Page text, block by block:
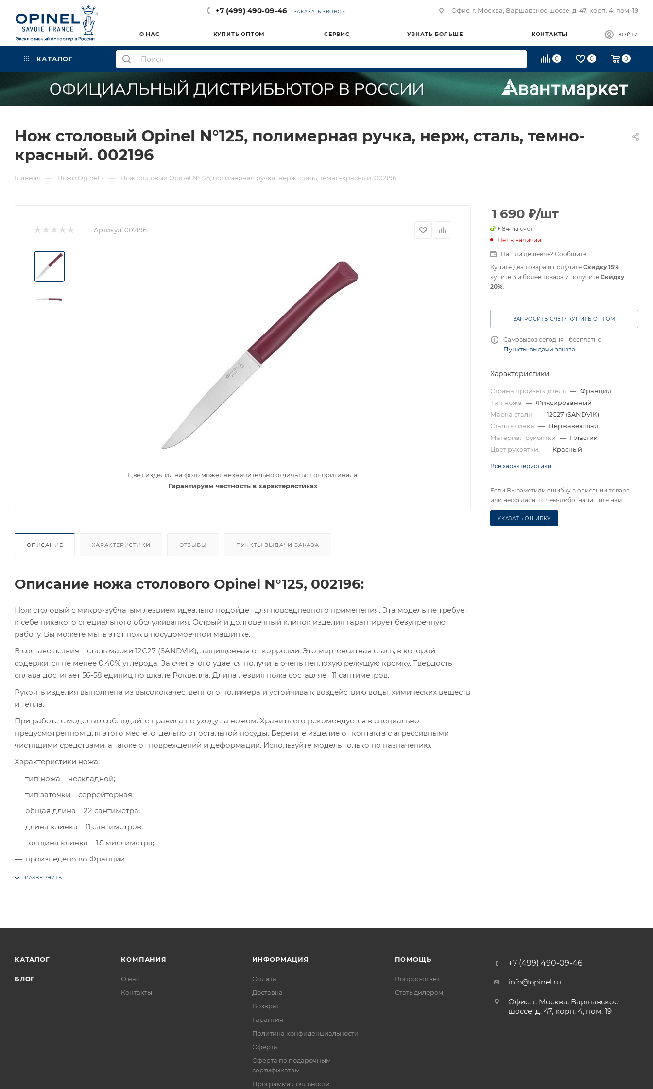
+7 (499) 490-09-46 ЗАКАЗАТЬ ЗВОНОК Офис: г. Москва, Варшавское шоссе, д. 47, корп. 4, пом. 19
О НАС КУПИТЬ ОПТОМ СЕРВИС УЗНАТЬ БОЛЬШЕ КОНТАКТЫ ВОЙТИ
КАТАЛОГ 0 0 0
Нож столовый Opinel N°125, полимерная ручка, нерж, сталь, темно-
красный. 002196
Главная — Ножи Opinel — Нож столовый Opinel N°125, полимерная ручка, нерж, сталь, темно-красный. 002196
Артикул: 002196
Цвет изделия на фото может незначительно отличаться от оригинала
Гарантируем честность в характеристиках
ОПИСАНИЕ ХАРАКТЕРИСТИКИ ОТЗЫВЫ ПУНКТЫ ВЫДАЧИ ЗАКАЗА
Описание ножа столового Opinel N°125, 002196:
Нож столовый с микро-зубчатым лезвием идеально подойдет для повседневного применения. Эта модель не требует
к себе никакого специального обслуживания. Острый и долговечный клинок изделия гарантирует безупречную
работу. Вы можете мыть этот нож в посудомоечной машинке.
В составе лезвия – сталь марки 12С27 (SANDVIK), защищенная от коррозии. Это мартенситная сталь, в которой
содержится не менее 0,40% углерода. За счет этого удается получить очень неплохую режущую кромку. Твердость
сплава достигает 56-58 единиц по шкале Роквелла. Длина лезвия ножа составляет 11 сантиметров.
Рукоять изделия выполнена из высококачественного полимера и устойчива к воздействию воды, химических веществ
и тепла.
При работе с моделью соблюдайте правила по уходу за ножом. Хранить его рекомендуется в специально
предусмотренном для этого месте, отдельно от остальной посуды. Берегите изделие от контакта с агрессивными
чистящими средствами, а также от повреждений и деформаций. Используйте модель только по назначению.
Характеристики ножа:
тип ножа – нескладной;
тип заточки – серрейторная;
общая длина – 22 сантиметра;
длина клинка – 11 сантиметров;
толщина клинка – 1,5 миллиметра;
произведено во Франции.
1 690 ₽/шт
+ 84 на счет
Нет в наличии
Нашли дешевле? Сообщите!
Купите два товара и получите Скидку 15%
купите 3 и более товара и получите Скидку
20%
ЗАПРОСИТЬ СЧЁТ\ КУПИТЬ ОПТОМ
Самовывоз сегодня - бесплатно
Пункты выдачи заказа
Характеристики
Страна производитель — Франция
Тип ножа — Фиксированный
Марка стали — 12C27 (SANDVIK)
Сталь клинка — Нержавеющая
Материал рукоятки — Пластик
Цвет рукоятки — Красный
Все характеристики
Если Вы заметили ошибку в описании товара
или несогласны с чем-либо, напишите нам
УКАЗАТЬ ОШИБКУ
КАТАЛОГ
БЛОГ
КОМПАНИЯ
О нас
Контакты
ИНФОРМАЦИЯ
Оплата
Доставка
Возврат
Гарантия
Политика конфиденциальности
Оферта
Оферта по подарочным
сертификатам
Программа лояльности
ПОМОЩЬ
Вопрос-ответ
Стать дилером
+7 (499) 490-09-46
info@opinel.ru
Офис: г. Москва, Варшавское
шоссе, д. 47, корп. 4, пом. 19